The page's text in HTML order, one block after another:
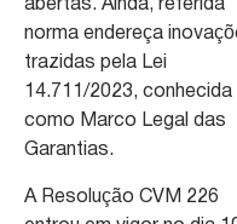
abertas. Ainda, referida
norma endereça
trazidas pela Lei
14.711 /2023, conhecida
como Marco Legal das
Garantias.
A Resolução CVM 226